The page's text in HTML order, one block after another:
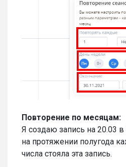
Повторение по месяцам:
Я создаю запись на 20.03 в
на протяжении полугода
числа стояла эта запись.